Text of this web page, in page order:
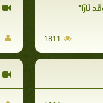
نَارًا"
1811